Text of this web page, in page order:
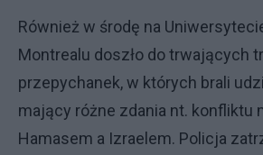
Również w środę na
Montrealu doszło do trwających
przepychanek, w których brali
mający różne zdania nt. konfliktu
Hamasem a Izraelem. Policja